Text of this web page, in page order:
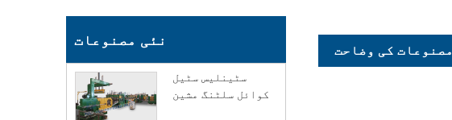
نئی مصنوعات
سٹینلیس سٹیل
کوائل سلٹنگ مشین
مصنوعات کی وضاحت